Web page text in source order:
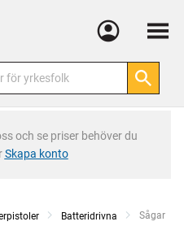
Meny
och se priser behöver du
Skapa konto
Batteridrivna Current:
Sågar